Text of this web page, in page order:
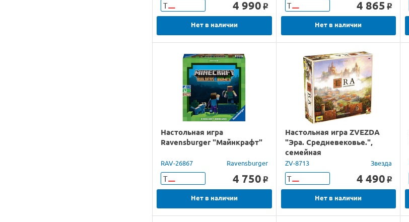
Т 4 990 o
Нет в наличии
Т 4 865 o
Нет в наличии
Настольная игра
Ravensburger "Майнкрафт"
RAV-26867 Ravensburger
Т 4 750 o
Нет в наличии
Настольная игра ZVEZDA
"Эра. Средневековье.",
семейная
ZV-8713 Звезда
Т 4 490 o
Нет в наличии